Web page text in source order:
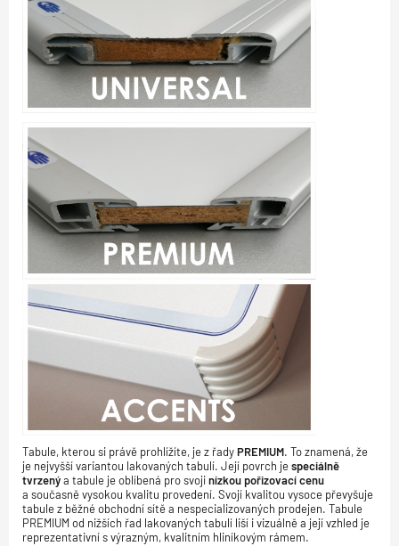
Tabule, kterou si právě prohlížíte, je z řadyPREMIUM. To znamená, že
je nejvyšší variantou lakovaných tabulí. Její povrch jespeciálně
tvrzenýa tabule je oblíbená pro svojinízkou pořizovací cenu
a současně vysokou kvalitu provedení. Svojí kvalitou vysoce převyšuje
tabule z běžné obchodní sítě a nespecializovaných prodejen. Tabule
PREMIUM od nižších řad lakovaných tabulí liší i vizuálně a její vzhled je
reprezentativní s výrazným, kvalitním hliníkovým rámem.